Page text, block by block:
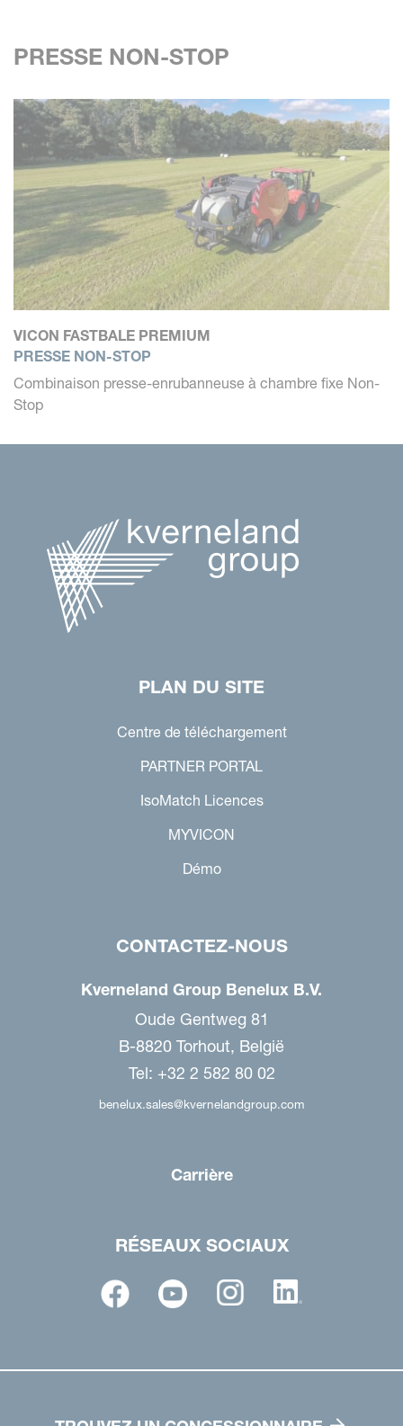
PRESSE NON-STOP
VICON FASTBALE PREMIUM
PRESSE NON-STOP
Combinaison presse-enrubanneuse à chambre fixe Non-
Stop
PLAN DU SITE
Centre de téléchargement
PARTNER PORTAL
IsoMatch Licences
MYVICON
Démo
CONTACTEZ-NOUS
Kverneland Group Benelux B.V.
Oude Gentweg 81
B-8820 Torhout, België
Tel: +32 2 582 80 02
benelux.sales@kvernelandgroup.com
Carrière
RÉSEAUX SOCIAUX